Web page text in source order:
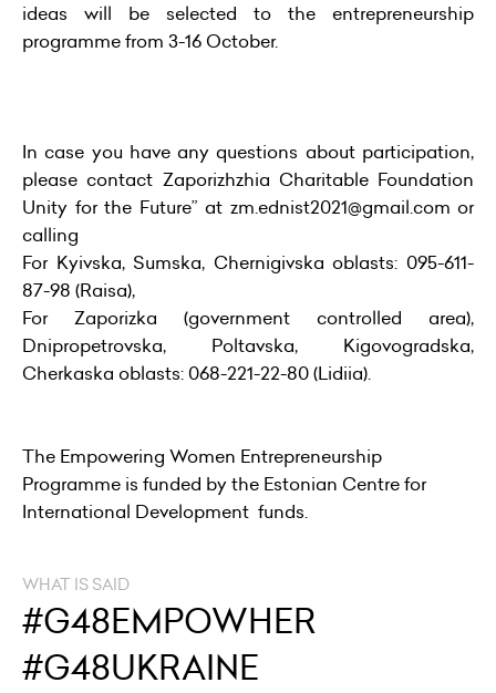
ideas will be selected to the entrepreneurship
programme from 3-16 October.
In case you have any questions about participation,
please contact Zaporizhzhia Charitable Foundation
Unity for the Future” at zm.ednist2021@gmail.com or
calling
For Kyivska, Sumska, Chernigivska oblasts: 095-611-
87-98 (Raisa),
For Zaporizka (government controlled area),
Dnipropetrovska, Poltavska, Kigovogradska,
Cherkaska oblasts: 068-221-22-80 (Lidiia).
The Empowering Women Entrepreneurship
Programme is funded by the Estonian Centre for
International Development funds.
WHAT IS SAID
#G48EMPOWHER
#G48UKRAINE